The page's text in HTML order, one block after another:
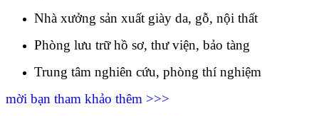
Nhà xưởng sản xuất giày da, gỗ, nội thất
Phòng lưu trữ hồ sơ, thư viện, bảo tàng
Trung tâm nghiên cứu, phòng thí nghiệm
mời bạn tham khảo thêm >>>